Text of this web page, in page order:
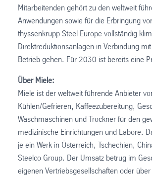
Mitarbeitenden gehört zu den weltweit
Anwendungen sowie für die Erbringung
thyssenkrupp Steel Europe vollständig
Direktreduktionsanlagen in Verbindung
Betrieb gehen. Für 2030 ist bereits eine
Über Miele:
Miele ist der weltweit führende Anbieter
Kühlen/Gefrieren, Kaffeezubereitung,
Waschmaschinen und Trockner für den
medizinische Einrichtungen und Labore.
je ein Werk in Österreich, Tschechien,
Steelco Group. Der Umsatz betrug im
eigenen Vertriebsgesellschaften oder